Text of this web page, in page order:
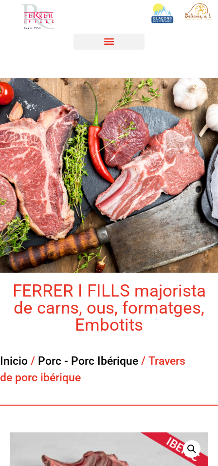
FERRER I FILLS majorista
de carns, ous, formatges,
Embotits
Inicio / Porc - Porc Ibérique / Travers
de porc ibérique